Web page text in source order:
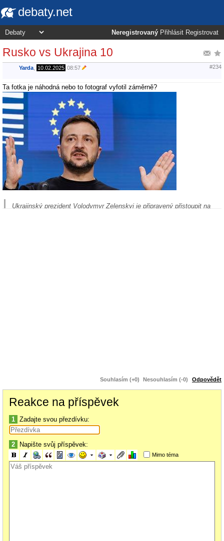
debaty.net
Neregistrovaný Přihlásit Registrovat
Rusko vs Ukrajina 10
Yarda 10.02.2025 08:57 #234
Ta fotka je náhodná nebo to fotograf vyfotil záměrně?
Ukrajinský prezident Volodymyr Zelenskyj je připravený přistoupit na
Souhlasím (+0) Nesouhlasím (-0) Odpovědět
Reakce na příspěvek
1 Zadajte svou přezdívku:
2 Napište svůj příspěvek:
Mimo téma